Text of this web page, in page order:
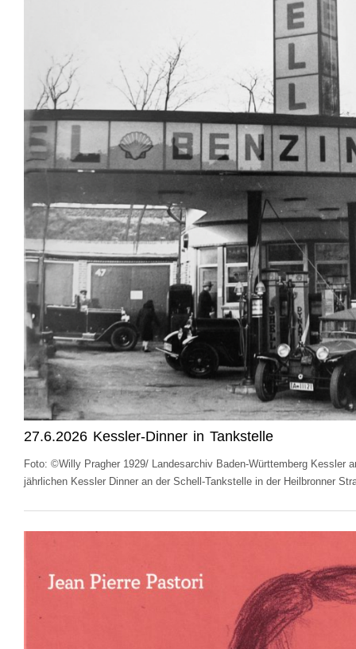
27.6.2026 Kessler-Dinner in Tankstelle
Foto: ©Willy Pragher 1929/ Landesarchiv Baden-Württemberg Kessler
jährlichen Kessler Dinner an der Schell-Tankstelle in der Heilbronner